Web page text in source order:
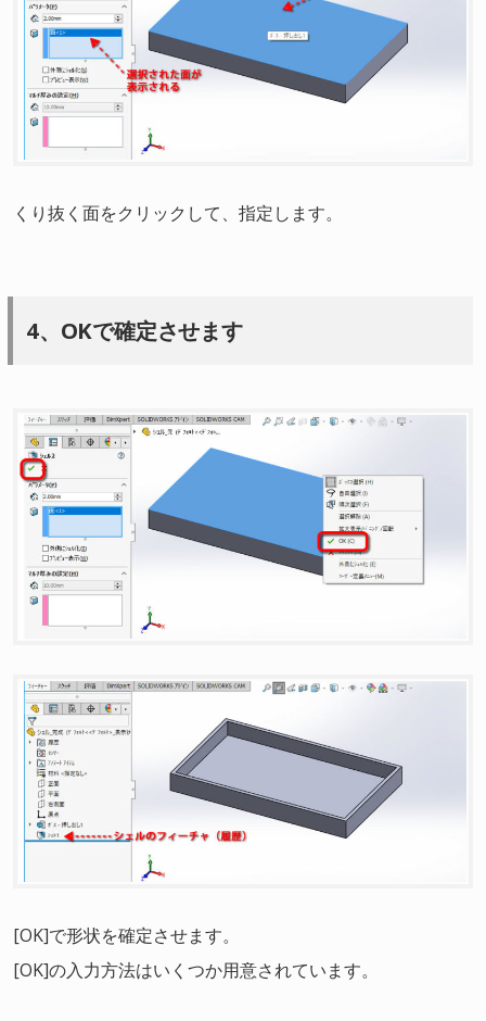
くり抜く面をクリックして、指定します。
4、OKで確定させます
[OK]で形状を確定させます。
[OK]の入力方法はいくつか用意されています。